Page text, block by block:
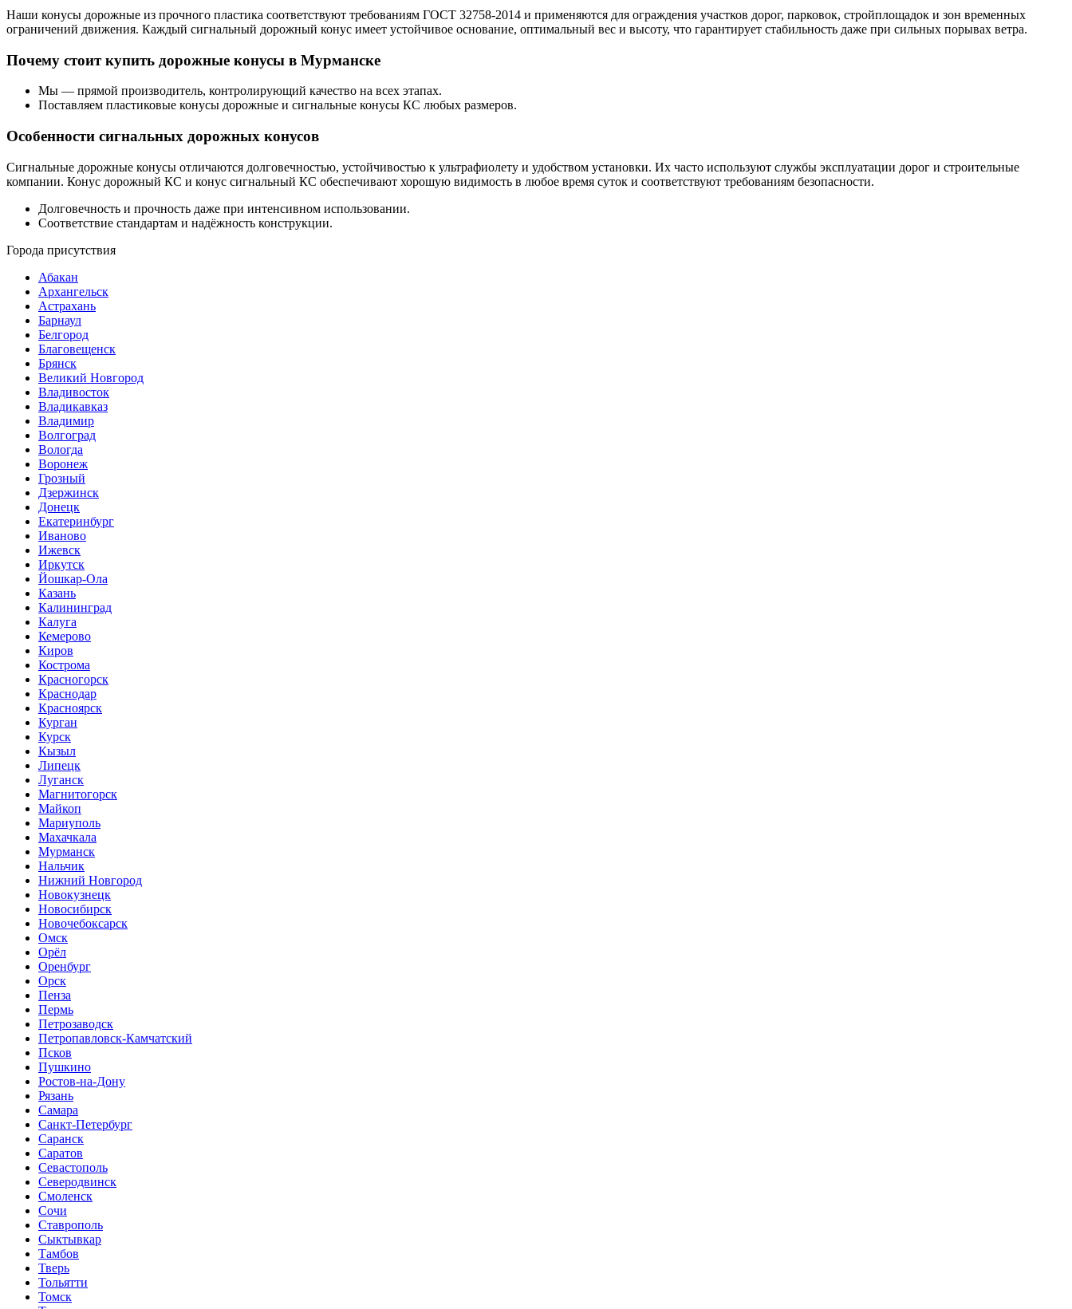
Наши конусы дорожные из прочного пластика соответствуют требованиям ГОСТ 32758-2014 и применяются для ограждения участков дорог, парковок, стройплощадок и зон временных
ограничений движения. Каждый сигнальный дорожный конус имеет устойчивое основание, оптимальный вес и высоту, что гарантирует стабильность даже при сильных порывах ветра.
Почему стоит купить дорожные конусы в Мурманске
Мы — прямой производитель, контролирующий качество на всех этапах.
Поставляем пластиковые конусы дорожные и сигнальные конусы КС любых размеров.
Особенности сигнальных дорожных конусов
Сигнальные дорожные конусы отличаются долговечностью, устойчивостью к ультрафиолету и удобством установки. Их часто используют службы эксплуатации дорог и строительные
компании. Конус дорожный КС и конус сигнальный КС обеспечивают хорошую видимость в любое время суток и соответствуют требованиям безопасности.
Долговечность и прочность даже при интенсивном использовании.
Соответствие стандартам и надёжность конструкции.
Города присутствия
Абакан
Архангельск
Астрахань
Барнаул
Белгород
Благовещенск
Брянск
Великий Новгород
Владивосток
Владикавказ
Владимир
Волгоград
Вологда
Воронеж
Грозный
Дзержинск
Донецк
Екатеринбург
Иваново
Ижевск
Иркутск
Йошкар-Ола
Казань
Калининград
Калуга
Кемерово
Киров
Кострома
Красногорск
Краснодар
Красноярск
Курган
Курск
Кызыл
Липецк
Луганск
Магнитогорск
Майкоп
Мариуполь
Махачкала
Мурманск
Нальчик
Нижний Новгород
Новокузнецк
Новосибирск
Новочебоксарск
Омск
Орёл
Оренбург
Орск
Пенза
Пермь
Петрозаводск
Петропавловск-Камчатский
Псков
Пушкино
Ростов-на-Дону
Рязань
Самара
Санкт-Петербург
Саранск
Саратов
Севастополь
Северодвинск
Смоленск
Сочи
Ставрополь
Сыктывкар
Тамбов
Тверь
Тольятти
Томск